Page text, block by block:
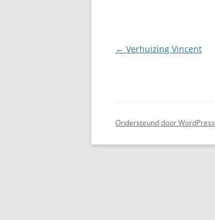
Berichtnavigatie
← Verhuizing Vincent
Ondersteund door WordPress